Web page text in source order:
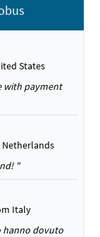
States
with payment
Netherlands
"
Italy
hanno dovuto